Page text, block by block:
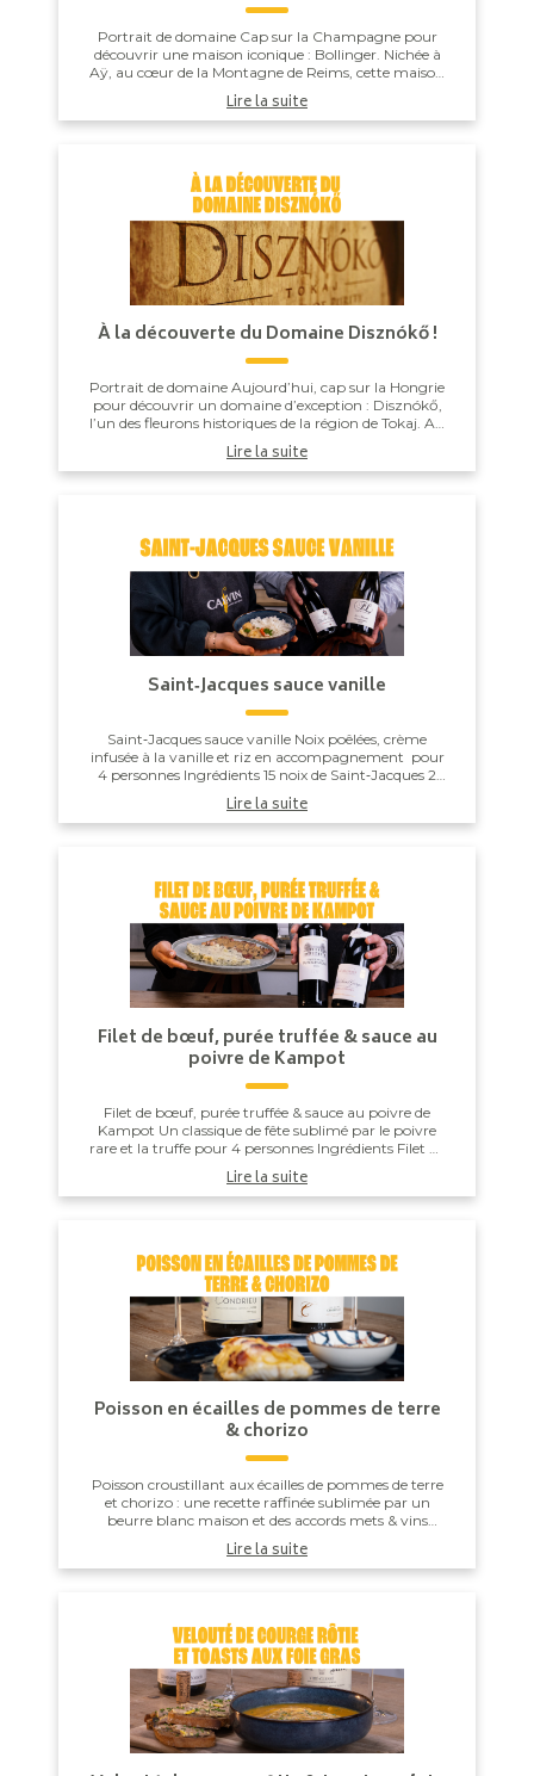
Portrait de domaine Cap sur la Champagne pour
découvrir une maison iconique : Bollinger. Nichée à
Aÿ, au cœur de la Montagne de Reims, cette maison
Lire la suite
À la découverte du Domaine Disznókő !
Portrait de domaine Aujourd’hui, cap sur la Hongrie
pour découvrir un domaine d’exception : Disznókő,
l’un des fleurons historiques de la région de Tokaj. Au
pied d’un terroir volcanique...
Lire la suite
Saint‑Jacques sauce vanille
Saint‑Jacques sauce vanille Noix poêlées, crème
infusée à la vanille et riz en accompagnement pour
4 personnes Ingrédients 15 noix de Saint‑Jacques 2
Lire la suite
Filet de bœuf, purée truffée & sauce au
poivre de Kampot
Filet de bœuf, purée truffée & sauce au poivre de
Kampot Un classique de fête sublimé par le poivre
rare et la truffe pour 4 personnes Ingrédients Filet de
Lire la suite
Poisson en écailles de pommes de terre
& chorizo
Poisson croustillant aux écailles de pommes de terre
et chorizo : une recette raffinée sublimée par un
beurre blanc maison et des accords mets & vins
sélectionnés par votre caviste CAVAVIN. ...
Lire la suite